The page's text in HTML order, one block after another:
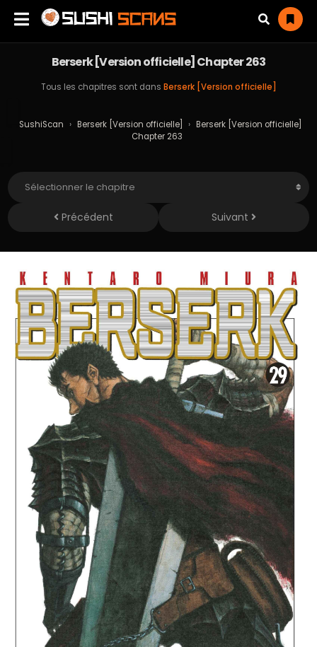
Berserk [Version officielle] Chapter 263
Tous les chapitres sont dans Berserk [Version officielle]
SushiScan › Berserk [Version officielle] › Berserk [Version officielle]
Chapter 263
Précédent Suivant